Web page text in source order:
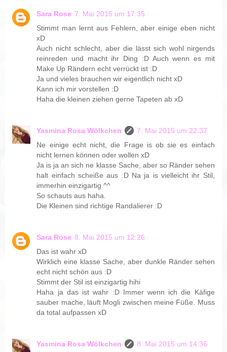
Sara Rose 7. Mai 2015 um 17:35
Stimmt man lernt aus Fehlern, aber einige eben nicht
xD
Auch nicht schlecht, aber die lässt sich wohl nirgends
reinreden und macht ihr Ding :D Auch wenn es mit
Make Up Rändern echt verrückt ist :D
Ja und vieles brauchen wir eigentlich nicht xD
Kann ich mir vorstellen :D
Haha die kleinen ziehen gerne Tapeten ab xD
Yasmina Rosa Wölkchen
7. Mai 2015 um 22:37
Ne einige echt nicht, die Frage is ob sie es einfach
nicht lernen können oder wollen xD
Ja is ja an sich ne klasse Sache, aber so Ränder sehen
halt einfach scheiße aus :D Na ja is vielleicht ihr Stil,
immerhin einzigartig ^^
So schauts aus haha.
Die Kleinen sind richtige Randalierer :D
Sara Rose 8. Mai 2015 um 12:26
Das ist wahr xD
Wirklich eine klasse Sache, aber dunkle Ränder sehen
echt nicht schön aus :D
Stimmt der Stil ist einzigartig hihi
Haha ja das ist wahr :D Immer wenn ich die Käfige
sauber mache, läuft Mogli zwischen meine Füße. Muss
da total aufpassen xD
Yasmina Rosa Wölkchen
8. Mai 2015 um 14:36